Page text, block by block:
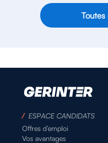
/ ESPACE CANDIDATS
Offres d’emploi
Vos avantages